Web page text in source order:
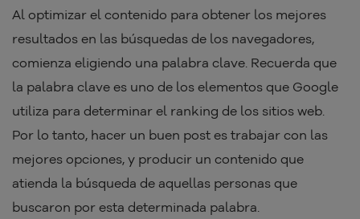
Al optimizar el contenido para obtener los mejores
resultados en las búsquedas de los navegadores,
comienza eligiendo una palabra clave. Recuerda que
la palabra clave es uno de los elementos que Google
utiliza para determinar el ranking de los sitios web.
Por lo tanto, hacer un buen post es trabajar con las
mejores opciones, y producir un contenido que
atienda la búsqueda de aquellas personas que
buscaron por esta determinada palabra.